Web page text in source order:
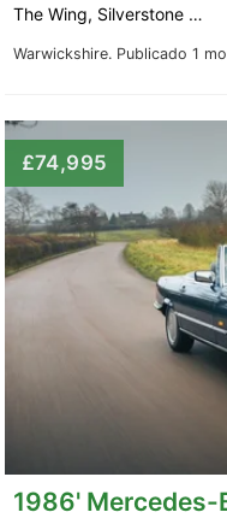
Warwickshire. Publicado 1
The Wing, Silverstone …
£74,995
1986' Mercedes-